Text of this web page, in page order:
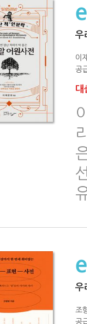
우
이
공
대
우
조
공